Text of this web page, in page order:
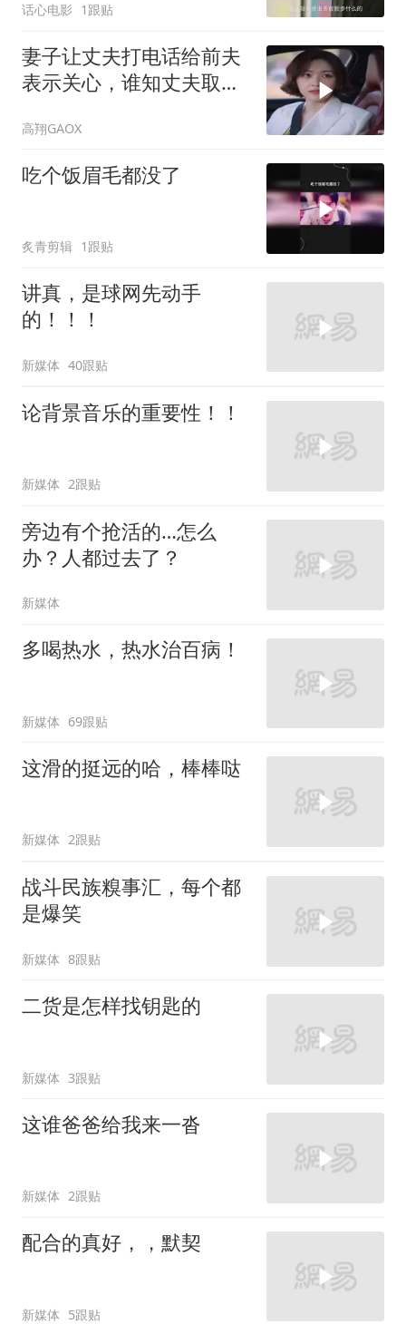
话心电影 1跟贴
妻子让丈夫打电话给前夫
表示关心，谁知丈夫取消
高翔GAOX
吃个饭眉毛都没了
炙青剪辑 1跟贴
讲真，是球网先动手
的！！！
新媒体 40跟贴
论背景音乐的重要性！！
新媒体 2跟贴
旁边有个抢活的…怎么
办？人都过去了？
新媒体
多喝热水，热水治百病！
新媒体 69跟贴
这滑的挺远的哈，棒棒哒
新媒体 2跟贴
战斗民族糗事汇，每个都
是爆笑
新媒体 8跟贴
二货是怎样找钥匙的
新媒体 3跟贴
这谁爸爸给我来一沓
新媒体 2跟贴
配合的真好，，默契
新媒体 5跟贴